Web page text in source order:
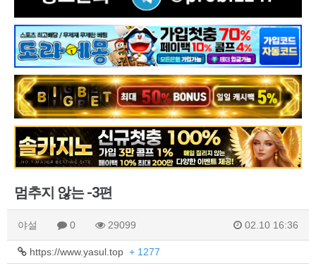
멈추지 않는 -3편
야설 0 29099 02.10 16:36
https://www.yasul.top + 1277